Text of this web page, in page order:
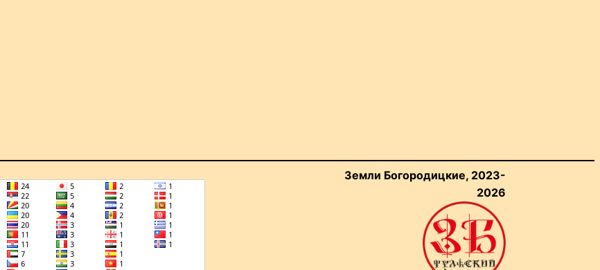
Земли Богородицкие, 2023-
2026